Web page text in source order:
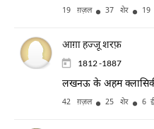
19 ग़ज़ल 37 शेर 19
आग़ा हज्जू शरफ़
1812 -1887
लखनऊ के अहम
42 ग़ज़ल 25 शेर 6